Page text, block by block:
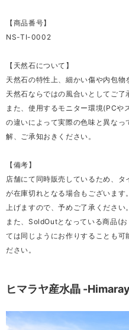
【商品番号】
NS-TI-0002
【天然石について】
天然石の特性上、細かい傷や内包物
天然石ならではの風合いとしてご了
また、使用するモニター環境(PCや
の違いによって実際の色味と異な
解、ご承知おきください。
【備考】
店舗にて同時販売しているため、
が在庫切れとなる場合もございます
上げますので、予めご了承ください。
また、SoldOutとなっている商品(
ては同じようにお作りすることも可
ださい。
ヒマラヤ産水晶 -